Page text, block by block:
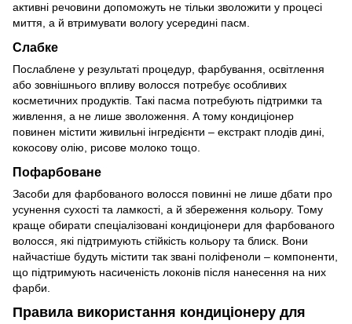
активні речовини допоможуть не тільки зволожити у процесі
миття, а й втримувати вологу усередині пасм.
Слабке
Послаблене у результаті процедур, фарбування, освітлення
або зовнішнього впливу волосся потребує особливих
косметичних продуктів. Такі пасма потребують підтримки та
живлення, а не лише зволоження. А тому кондиціонер
повинен містити живильні інгредієнти – екстракт плодів дині,
кокосову олію, рисове молоко тощо.
Пофарбоване
Засоби для фарбованого волосся повинні не лише дбати про
усунення сухості та ламкості, а й збереження кольору. Тому
краще обирати спеціалізовані кондиціонери для фарбованого
волосся, які підтримують стійкість кольору та блиск. Вони
найчастіше будуть містити так звані поліфеноли – компоненти,
що підтримують насиченість локонів після нанесення на них
фарби.
Правила використання кондиціонеру для